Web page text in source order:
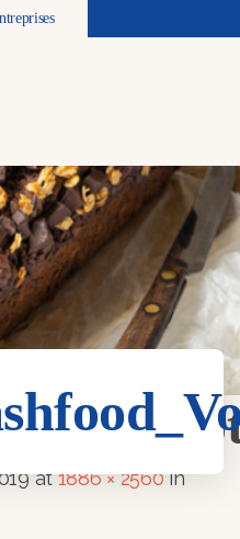
at1886 × 2560in